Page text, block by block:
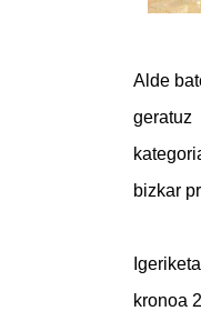
Alde
bizkar
kronoa